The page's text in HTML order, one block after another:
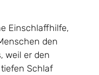
Einschlaffhilfe,
den
weil er den
Schlaf